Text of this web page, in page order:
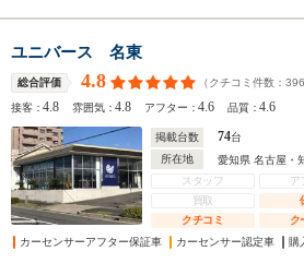
ユニバース 名東
総合評価 4.8 （クチコミ件数： 396
接客：4.8 雰囲気：4.8 アフター：4.6 品質：4.6
掲載台数 74台
所在地
愛知県 名古屋・
スタッフ
ア
買取
クチコミ
ク
カーセンサーアフター保証車
カーセンサー認定車 購